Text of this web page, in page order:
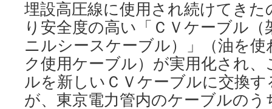
埋設高圧線に使用され続けてき
り安全度の高い「ＣＶケーブル
ニルシースケーブル）」（油を
ク使用ケーブル）が実用化され
ルを新しいＣＶケーブルに交換
が、東京電力管内のケーブルのう